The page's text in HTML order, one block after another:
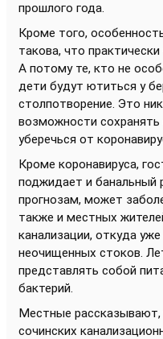
прошлого года.
Кроме того,
такова, что
А потому те, кто не
дети будут ютиться у
столпотворение. Это
возможности
уберечься от
Кроме коронавируса,
поджидает и банальный
прогнозам, может
также и местных
канализации, откуда
неочищенных стоков.
представлять собой
бактерий.
Местные
сочинских